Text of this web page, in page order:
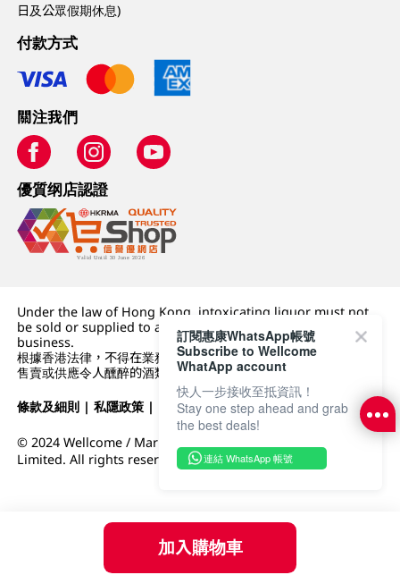
加入購物車
日及公眾假期休息)
付款方式
關注我們
優質纲店認證
Under the law of Hong Kong, intoxicating liquor must not
be sold or supplied to a minor (under 18) in the course of
business.
根據香港法律，不得在業務過程中，向未成年人 (18 歲以下人士)
售賣或供應令人醺醉的酒類。
條款及細則 |私隱政策 | DFI零售集團
© 2024 Wellcome / Market Place. The Dairy Farm Company
Limited. All rights reserved.
訂閱惠康WhatsApp帳號
Subscribe to Wellcome
WhatApp account
快人一步接收至抵資訊！
Stay one step ahead and grab
the best deals!
連結 WhatsApp 帳號